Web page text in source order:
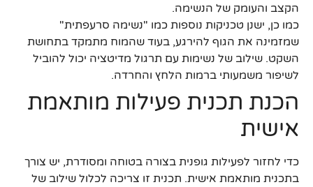
הקצב והעומק של הנשימה.
כמו כן, ישנן טכניקות נוספות כמו "נשימה סרעפתית"
שמזמינה את הגוף להירגע, בעוד שהמוח מתמקד בתחושת
השקט. שילוב של נשימות עם תרגול מדיטציה יכול להוביל
לשיפור משמעותי ברמות הלחץ והחרדה.
הכנת תכנית פעילות מותאמת
אישית
כדי לחזור לפעילות גופנית בצורה בטוחה ומסודרת, יש צורך
בתכנית מותאמת אישית. תכנית זו צריכה לכלול שילוב של